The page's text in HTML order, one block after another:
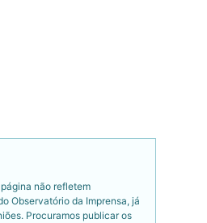
não refletem
Observatório da Imprensa, já
Procuramos publicar os